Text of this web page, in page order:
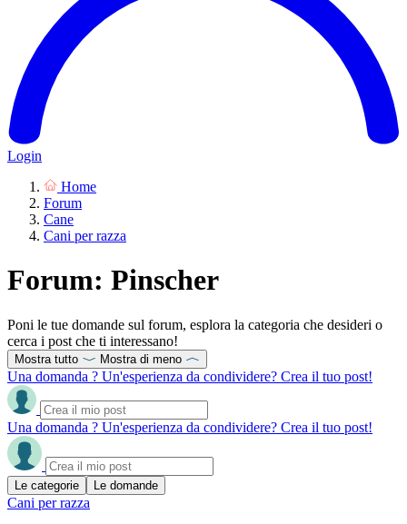
Login
Home
Forum
Cane
Cani per razza
Forum: Pinscher
Poni le tue domande sul forum, esplora la categoria che desideri o
cerca i post che ti interessano!
Mostra tutto Mostra di meno
Una domanda ? Un'esperienza da condividere? Crea il tuo post!
Una domanda ? Un'esperienza da condividere? Crea il tuo post!
Le categorie Le domande
Cani per razza